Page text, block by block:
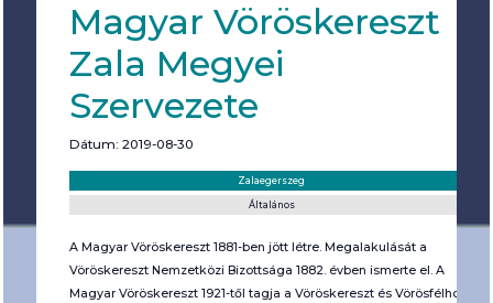
Magyar Vöröskereszt
Zala Megyei
Szervezete
Dátum: 2019-08-30
Zalaegerszeg
Általános
A Magyar Vöröskereszt 1881-ben jött létre. Megalakulását a
Vöröskereszt Nemzetközi Bizottsága 1882. évben ismerte el. A
Magyar Vöröskereszt 1921-től tagja a Vöröskereszt és Vörösfélhold